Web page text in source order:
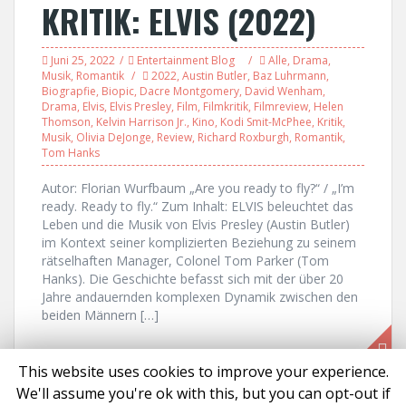
KRITIK: ELVIS (2022)
Juni 25, 2022 Entertainment Blog Alle, Drama,
Musik, Romantik 2022, Austin Butler, Baz Luhrmann,
Biograpfie, Biopic, Dacre Montgomery, David Wenham,
Drama, Elvis, Elvis Presley, Film, Filmkritik, Filmreview, Helen
Thomson, Kelvin Harrison Jr., Kino, Kodi Smit-McPhee, Kritik,
Musik, Olivia DeJonge, Review, Richard Roxburgh, Romantik,
Tom Hanks
Autor: Florian Wurfbaum „Are you ready to fly?“ / „I’m
ready. Ready to fly.“ Zum Inhalt: ELVIS beleuchtet das
Leben und die Musik von Elvis Presley (Austin Butler)
im Kontext seiner komplizierten Beziehung zu seinem
rätselhaften Manager, Colonel Tom Parker (Tom
Hanks). Die Geschichte befasst sich mit der über 20
Jahre andauernden komplexen Dynamik zwischen den
beiden Männern […]
This website uses cookies to improve your experience.
We'll assume you're ok with this, but you can opt-out if